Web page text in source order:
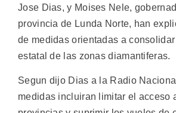
Jose Dias, y Moises Nele,
provincia de Lunda Norte, han
de medidas orientadas a consolidar
estatal de las zonas diamantiferas.
Segun dijo Dias a la Radio
medidas incluiran limitar el acceso